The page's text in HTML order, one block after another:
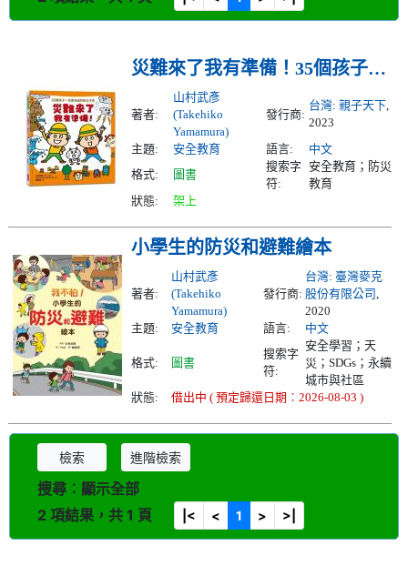
災難來了我有準備！35個孩子一定要知道的防災守則
著者:
山村武彥
(Takehiko
Yamamura)
發行商:
台灣: 親子天下,
2023
主題:
安全教育 語言:
中文
格式:
圖書
搜索字
符:
安全教育；防災
教育
狀態:
架上
小學生的防災和避難繪本
著者:
山村武彥
(Takehiko
Yamamura)
發行商:
台灣: 臺灣麥克
股份有限公司,
2020
主題:
安全教育 語言: 中文
格式: 圖書
搜索字
符:
安全學習；天
災；SDGs；永續
城市與社區
狀態:
借出中 ( 預定歸還日期︰2026-08-03 )
檢索 進階檢索
搜尋︰顯示全部
2 項結果，共 1 頁
|< < 1 > >|